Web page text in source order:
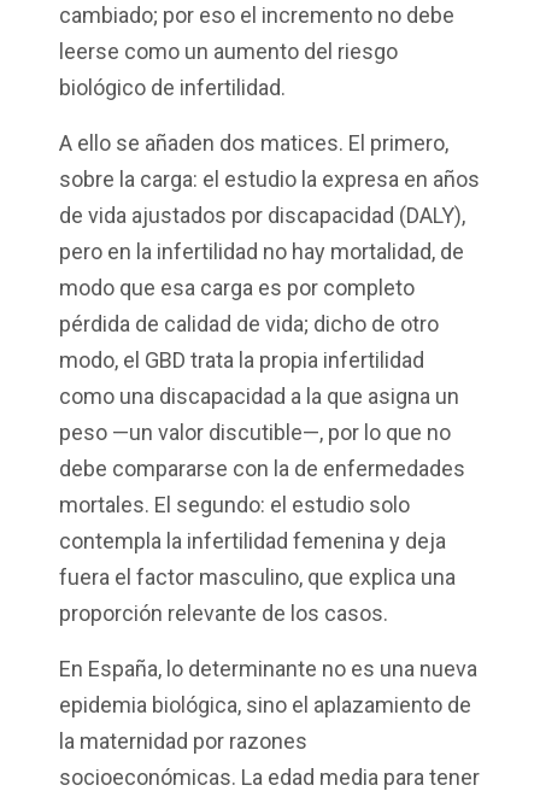
cambiado; por eso el incremento no debe
leerse como un aumento del riesgo
biológico de infertilidad.
A ello se añaden dos matices. El primero,
sobre la carga: el estudio la expresa en años
de vida ajustados por discapacidad (DALY),
pero en la infertilidad no hay mortalidad, de
modo que esa carga es por completo
pérdida de calidad de vida; dicho de otro
modo, el GBD trata la propia infertilidad
como una discapacidad a la que asigna un
peso —un valor discutible—, por lo que no
debe compararse con la de enfermedades
mortales. El segundo: el estudio solo
contempla la infertilidad femenina y deja
fuera el factor masculino, que explica una
proporción relevante de los casos.
En España, lo determinante no es una nueva
epidemia biológica, sino el aplazamiento de
la maternidad por razones
socioeconómicas. La edad media para tener